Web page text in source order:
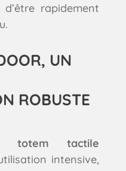
rapidement
UN
ROBUSTE
totem tactile
intensive,